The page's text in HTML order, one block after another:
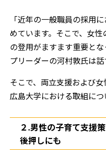
「近年の一般職員の採用
めています。そこで、女
の登用がますます重要と
プリーダーの河村敦氏は話
そこで、両立支援および女
広島大学における取組につ
２.男性の子育て支援
後押しにも